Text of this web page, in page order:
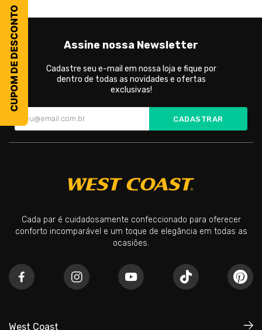
CUPOM DE DESCONTO Assine nossa Newsletter
Cadastre seu e-mail em nossa loja e fique por
dentro de todas as novidades e ofertas
exclusivas!
CADASTRAR
Cada par é cuidadosamente confeccionado para oferecer
conforto incomparável e um toque de elegância em todas as
ocasiões.
West Coast